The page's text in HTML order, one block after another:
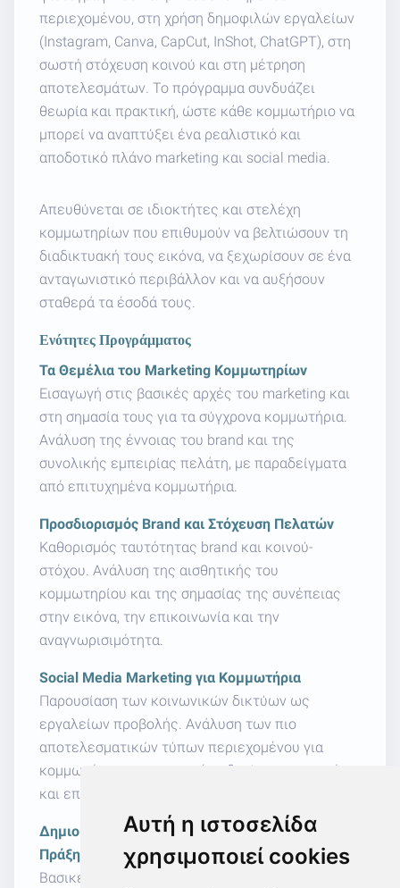
Αυτή η ιστοσελίδα
χρησιμοποιεί cookies
περιεχομένου, στη χρήση δημοφιλών εργαλείων
(Instagram, Canva, CapCut, InShot, ChatGPT), στη
σωστή στόχευση κοινού και στη μέτρηση
αποτελεσμάτων. Το πρόγραμμα συνδυάζει
θεωρία και πρακτική, ώστε κάθε κομμωτήριο να
μπορεί να αναπτύξει ένα ρεαλιστικό και
αποδοτικό πλάνο marketing και social media.
Απευθύνεται σε ιδιοκτήτες και στελέχη
κομμωτηρίων που επιθυμούν να βελτιώσουν τη
διαδικτυακή τους εικόνα, να ξεχωρίσουν σε ένα
ανταγωνιστικό περιβάλλον και να αυξήσουν
σταθερά τα έσοδά τους.
Ενότητες Προγράμματος
Τα Θεμέλια του Marketing Κομμωτηρίων
Εισαγωγή στις βασικές αρχές του marketing και
στη σημασία τους για τα σύγχρονα κομμωτήρια.
Ανάλυση της έννοιας του brand και της
συνολικής εμπειρίας πελάτη, με παραδείγματα
από επιτυχημένα κομμωτήρια.
Προσδιορισμός Brand και Στόχευση Πελατών
Καθορισμός ταυτότητας brand και κοινού-
στόχου. Ανάλυση της αισθητικής του
κομμωτηρίου και της σημασίας της συνέπειας
στην εικόνα, την επικοινωνία και την
αναγνωρισιμότητα.
Social Media Marketing για Κομμωτήρια
Παρουσίαση των κοινωνικών δικτύων ως
εργαλείων προβολής. Ανάλυση των πιο
αποτελεσματικών τύπων περιεχομένου για
κομμωτήρια και πρακτικές οδηγίες για σωστή
και επαγγελματική παρουσία.
Δημιουργία Περιεχομένου & Branding στην
Πράξη (Μέρος Α’)
Βασικές αρχές φωτογράφισης και